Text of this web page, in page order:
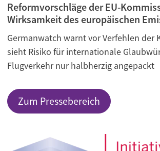
Reformvorschläge der EU-
Wirksamkeit des europäischen
Germanwatch warnt vor Verfehlen der
sieht Risiko für internationale
Flugverkehr nur halbherzig angepackt
Zum Pressebereich